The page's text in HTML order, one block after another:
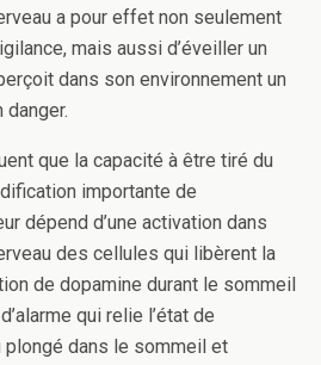
a pour effet non seulement
mais aussi d’éveiller un
dans son environnement un
danger.
que la capacité à être tiré du
importante de
dépend d’une activation dans
des cellules qui libèrent la
de dopamine durant le sommeil
qui relie l’état de
plongé dans le sommeil et